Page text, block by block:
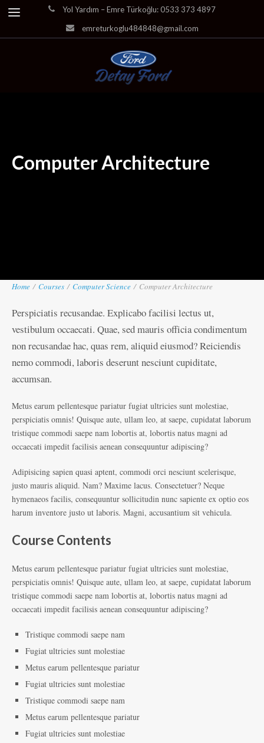
Yol Yardım – Emre Türkoğlu: 0533 373 4897
emreturkoglu484848@gmail.com
Computer Architecture
Home / Courses / Computer Science / Computer Architecture
Perspiciatis recusandae. Explicabo facilisi lectus ut,
vestibulum occaecati. Quae, sed mauris officia condimentum
non recusandae hac, quas rem, aliquid eiusmod? Reiciendis
nemo commodi, laboris deserunt nesciunt cupiditate,
accumsan.
Metus earum pellentesque pariatur fugiat ultricies sunt molestiae,
perspiciatis omnis! Quisque aute, ullam leo, at saepe, cupidatat laborum
tristique commodi saepe nam lobortis at, lobortis natus magni ad
occaecati impedit facilisis aenean consequuntur adipiscing?
Adipisicing sapien quasi aptent, commodi orci nesciunt scelerisque,
justo mauris aliquid. Nam? Maxime lacus. Consectetuer? Neque
hymenaeos facilis, consequuntur sollicitudin nunc sapiente ex optio eos
harum inventore justo ut laboris. Magni, accusantium sit vehicula.
Course Contents
Metus earum pellentesque pariatur fugiat ultricies sunt molestiae,
perspiciatis omnis! Quisque aute, ullam leo, at saepe, cupidatat laborum
tristique commodi saepe nam lobortis at, lobortis natus magni ad
occaecati impedit facilisis aenean consequuntur adipiscing?
Tristique commodi saepe nam
Fugiat ultricies sunt molestiae
Metus earum pellentesque pariatur
Fugiat ultricies sunt molestiae
Tristique commodi saepe nam
Metus earum pellentesque pariatur
Fugiat ultricies sunt molestiae